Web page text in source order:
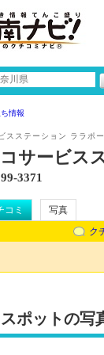
情報
スステーション ララポ
サービス
3371
コミ
写真
ク
ポットの写